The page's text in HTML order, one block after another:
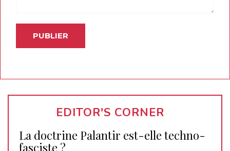
EDITOR'S CORNER
La doctrine Palantir est-elle techno-
fasciste ?